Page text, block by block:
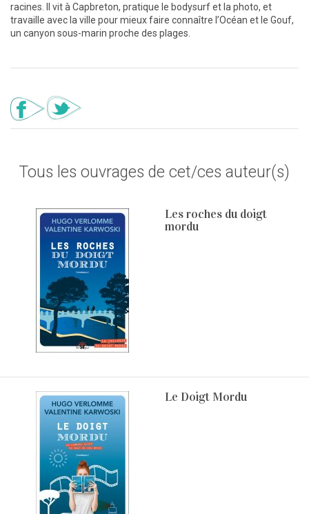
racines. Il vit à Capbreton, pratique le bodysurf et la photo, et
travaille avec la ville pour mieux faire connaître l’Océan et le Gouf,
un canyon sous-marin proche des plages.
Tous les ouvrages de cet/ces auteur(s)
Les roches du doigt
mordu
Le Doigt Mordu